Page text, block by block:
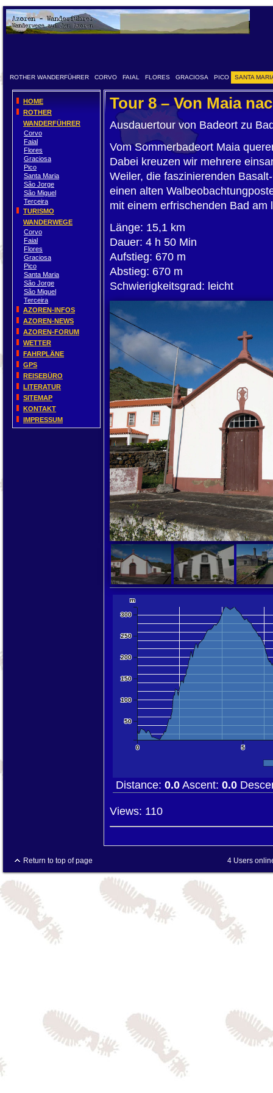
ROTHER WANDERFÜHRER CORVO FAIAL FLORES GRACIOSA PICO SANTA
Tour 8 – Von Maia
Ausdauertour von Badeort zu
Vom Sommerbadeort Maia
Dabei kreuzen wir mehrere
Weiler, die faszinierenden
einen alten
mit einem erfrischenden Bad
Länge: 15,1 km
Dauer: 4 h 50 Min
Aufstieg: 670 m
Abstieg: 670 m
Schwierigkeitsgrad: leicht
10000 km
5000 mi
0 5
50
100
150
200
250
300
m
Distance: 0.0 Ascent: 0.0
Views: 110
HOME
ROTHER
WANDERFÜHRER
Corvo
Faial
Flores
Graciosa
Pico
Santa Maria
São Jorge
São Miguel
Terceira
TURISMO
WANDERWEGE
Corvo
Faial
Flores
Graciosa
Pico
Santa Maria
São Jorge
São Miguel
Terceira
AZOREN-INFOS
AZOREN-NEWS
AZOREN-FORUM
WETTER
FAHRPLÄNE
GPS
REISEBÜRO
LITERATUR
SITEMAP
KONTAKT
IMPRESSUM
Return to top of page 4 Users